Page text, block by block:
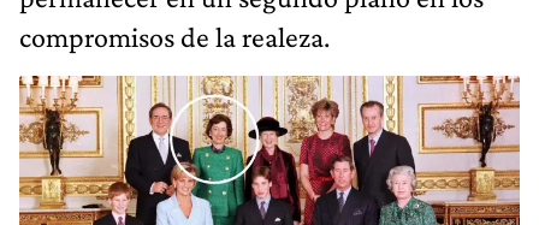
compromisos de la realeza.